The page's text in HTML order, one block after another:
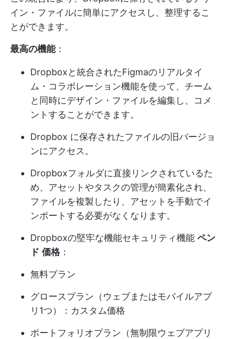
イン・ファイルに簡単にアクセスし、整理するこ
とができます。
最高の機能：
Dropboxと統合されたFigmaのリアルタイ
ム・コラボレーション機能を使って、チーム
と同時にデザイン・ファイルを編集し、コメ
ントすることができます。
Dropbox に保存されたファイルの旧バージョ
ンにアクセス。
Dropboxフォルダに直接リンクされているた
め、アセットやタスクの管理が簡素化され、
ファイルを複製したり、アセットを手動でイ
ンポートする必要がなくなります。
Dropboxの堅牢な機能セキュリティ機能 ペン
ド 価格：
無料プラン
グロースプラン（ウェブまたはモバイルアプ
リ1つ）：カスタム価格
ポートフォリオプラン（無制限ウェブアプリ